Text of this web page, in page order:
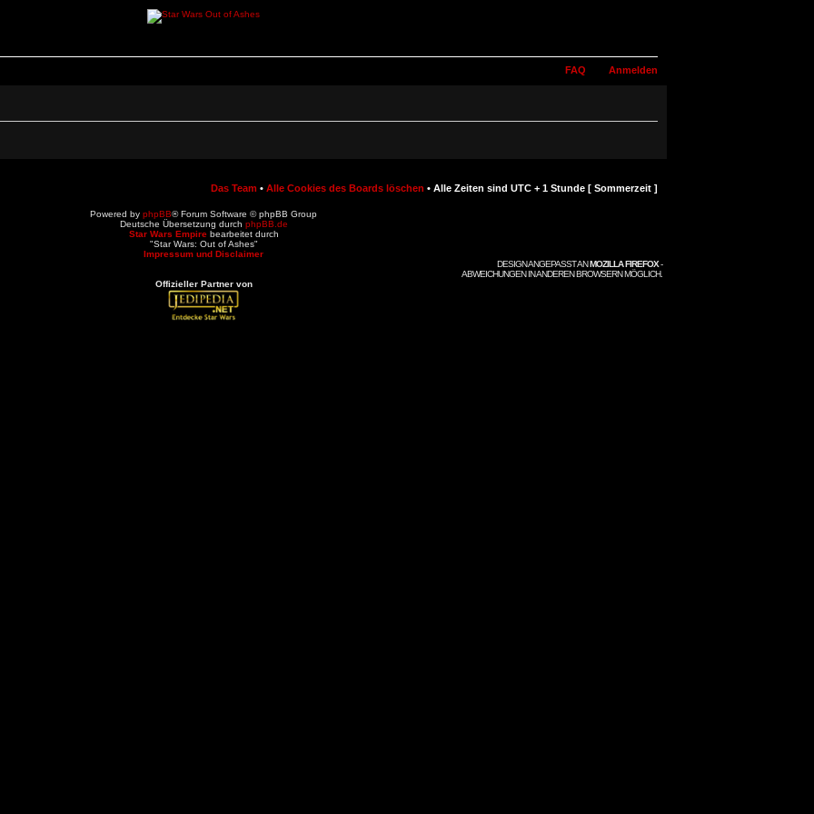
FAQ Anmelden
Das Team • Alle Cookies des Boards löschen • Alle Zeiten sind UTC + 1 Stunde [ Sommerzeit ]
Powered by phpBB® Forum Software © phpBB Group
Deutsche Übersetzung durch phpBB.de
Star Wars Empirebearbeitet durch
"Star Wars: Out of Ashes"
Impressum und Disclaimer
DESIGN ANGEPASST ANMOZILLA FIREFOX-
ABWEICHUNGEN IN ANDEREN BROWSERN MÖGLICH.
Offizieller Partner von